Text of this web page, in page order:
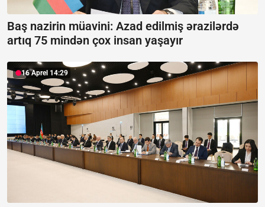
Baş nazirin müavini: Azad edilmiş ərazilərdə
artıq 75 mindən çox insan yaşayır
16 Aprel 14:29